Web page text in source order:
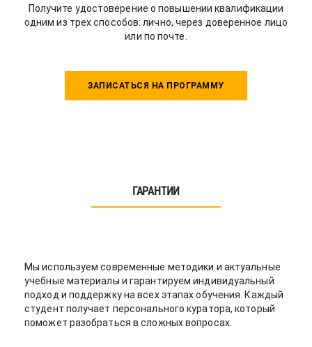
Получите удостоверение о повышении квалификации
одним из трех способов: лично, через доверенное лицо
или по почте.
ЗАПИСАТЬСЯ НА ПРОГРАММУ
ГАРАНТИИ
Мы используем современные методики и актуальные
учебные материалы и гарантируем индивидуальный
подход и поддержку на всех этапах обучения. Каждый
студент получает персонального куратора, который
поможет разобраться в сложных вопросах.